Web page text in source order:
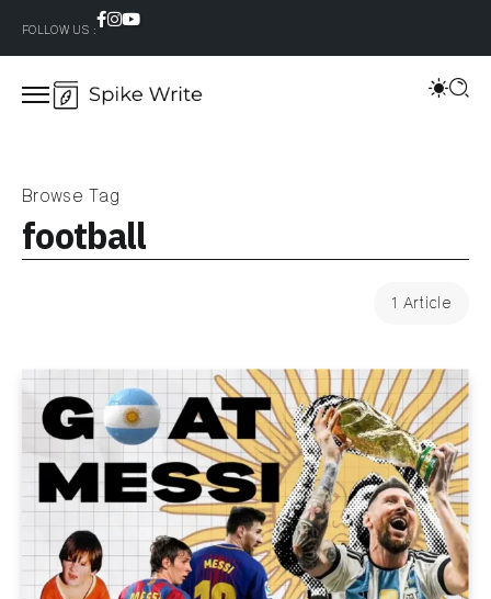
FOLLOW US :
Browse Tag
football
1 Article